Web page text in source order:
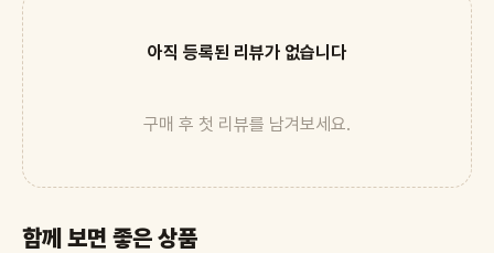
아직 등록된 리뷰가 없습니다
구매 후 첫 리뷰를 남겨보세요.
함께 보면 좋은 상품